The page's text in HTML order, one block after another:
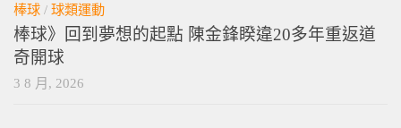
棒球 / 球類運動
棒球》回到夢想的起點 陳金鋒睽違20多年重返道
奇開球
3 8 月, 2026